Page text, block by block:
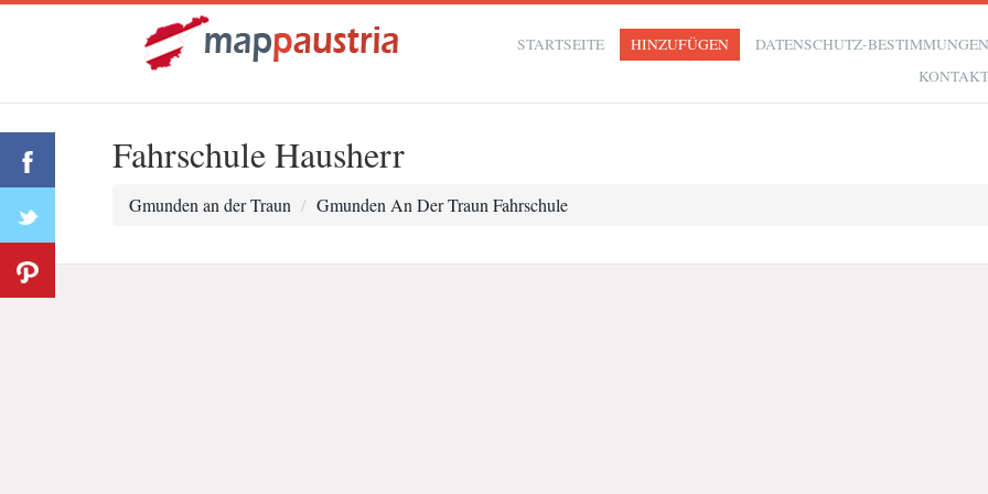
STARTSEITE HINZUFÜGEN
DATENSCHUTZ-
Fahrschule Hausherr
Gmunden an der Traun Gmunden An Der Traun Fahrschule